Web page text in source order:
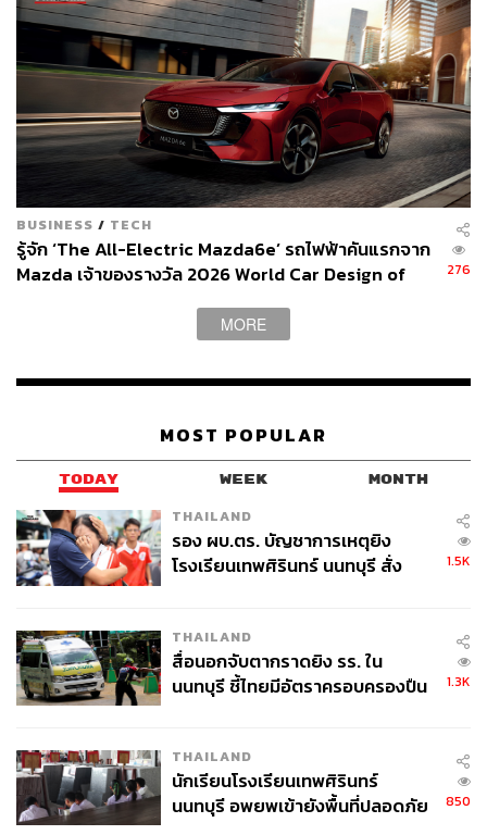
อะไรคือปัจจัยสำคัญที่ทำให้คนที่เข้ามาระดมทุนกับ Asiola
มีอัตราความสำเร็จในการระดมทุนมากกว่าคลาวด์ฟันดิ้
เจ:อาจจะเป็นเพราะจำนวนแคมเปญของเรายังน้อย เราใช้
เวลาในการเลือกแคมเปญที่น่าสนใจและมีความเป็นไปได้ที่
จะประสบความสำเร็จ เมื่อเลือกได้แล้ว เราจะมาช่วยสร้าง
เครื่องมือต่างๆ ที่จะมาใช้ทำการตลาดเพื่อหาคนมาสนับสนุน
ทั้งการทำวิดีโอพรีเซนต์ การเขียนเรื่อง เลือกรูป การวางตา
รางการผลิต การนำเงินทุนไปใช้ให้มีประสิทธิภาพที่สุด
Asiola ไม่ใช่แค่ปล่อยให้เขาระดมทุนเอง แต่จะช่วยในการ
ตอนการผลิต จนโครงการเสร็จสมบูรณ์ เพราะเราต้องมั่นใจ
ต้องช่วยเขาบริหารจัดการเงินทุน คอยติดตามผลเรื่อยๆ ว่า
ไว้ได้จริงๆ หรือเปล่า
ถ้าเจ้าของโปรเจกต์ไม่สามารถทำตามที่สัญญาเอาไว้ได้ หรือ
ทำออกมาแล้วคุณภาพไม่ดีพอ Asiola ต้องมีส่วนในการรับ
ผิดชอบด้วยหรือเปล่า
เจ:มีด้วยครับ แต่เป็นลักษณะของการพยายามเลือกแคมเปญ
และเจ้าของแคมเปญที่พอจะยืนยันได้ว่าเขาจะสามารถทำ
กับเขาเพื่อพัฒนาโปรเจกต์ให้ดีที่สุด ถ้าไปดูแพลตฟอร์มใหญ่
เจ้าอื่นๆ เขาบอกว่าจะไม่รับผิดชอบเลย ปล่อยให้เจ้าของ
แคมเปญดำเนินการ แต่เพราะเราเพิ่งเริ่มต้น แคมเปญของเรา
กระบวนการจัดส่งว่าถึงมือผู้สนับสนุนจริงหรือเปล่า ถ้าเป็น
งานอีเวนต์ก็ต้องไปดูว่าผู้สนับสนุนได้ไปร่วมงานและมีความ
สุขกับงานได้อย่างที่เขาคาดหวังจริงๆ
BUSINESS / TECH
รู้จัก ‘The All-Electric Mazda6e’ รถไฟฟ้าคันแรกจาก
Mazda เจ้าของรางวัล 2026 World Car Design of
276
MORE
MOST POPULAR
TODAY WEEK MONTH
THAILAND
รอง ผบ.ตร. บัญชาการเหตุยิง
โรงเรียนเทพศิรินทร์ นนทบุรี สั่ง
1.5K
THAILAND
สื่อนอกจับตากราดยิง รร. ใน
นนทบุรี ชี้ไทยมีอัตราครอบครองปืน
1.3K
THAILAND
นักเรียนโรงเรียนเทพศิรินทร์
นนทบุรี อพยพเข้ายังพื้นที่ปลอดภัย
850